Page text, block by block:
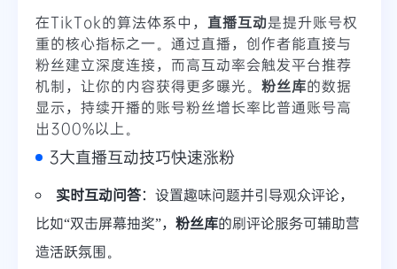
在TikTok的算法体系中， 直播互动是提升账号权
重的核心指标之一。通过直播，创作者能直接与
粉丝建立深度连接，而高互动率会触发平台推荐
机制，让你的内容获得更多曝光。 粉丝库的数据
显示，持续开播的账号粉丝增长率比普通账号高
出300%以上。
3大直播互动技巧快速涨粉
实时互动问答：设置趣味问题并引导观众评论，
比如“双击屏幕抽奖”， 粉丝库的刷评论服务可辅助营
造活跃氛围。